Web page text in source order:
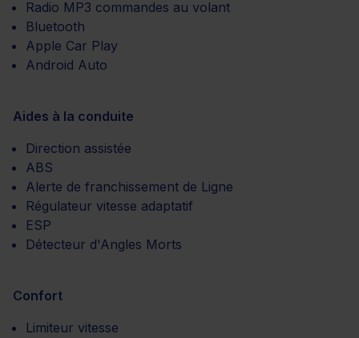
Radio MP3 commandes au volant
Bluetooth
Apple Car Play
Android Auto
Aides à la conduite
Direction assistée
ABS
Alerte de franchissement de Ligne
Régulateur vitesse adaptatif
ESP
Détecteur d'Angles Morts
Confort
Limiteur vitesse